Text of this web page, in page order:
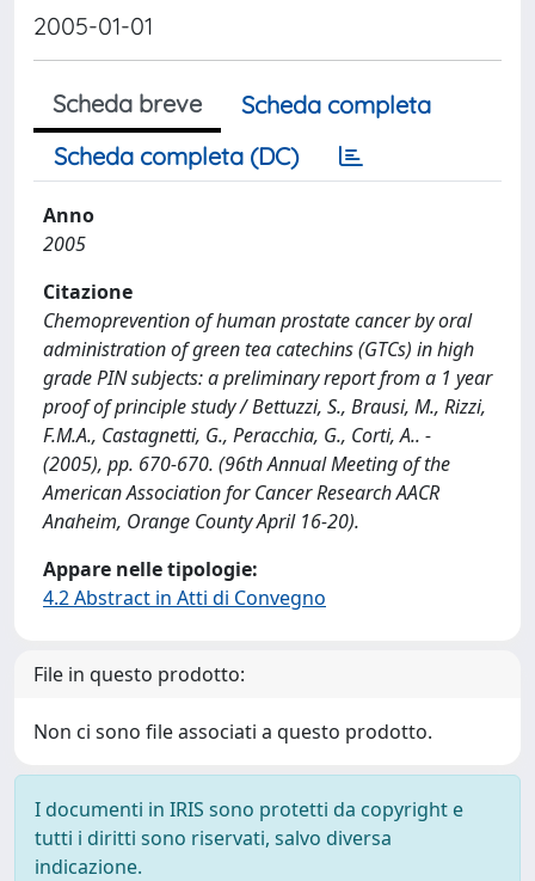
2005-01-01
Scheda breve
Scheda completa
Scheda completa (DC)
Anno
2005
Citazione
Chemoprevention of human prostate cancer by oral
administration of green tea catechins (GTCs) in high
grade PIN subjects: a preliminary report from a 1 year
proof of principle study / Bettuzzi, S., Brausi, M., Rizzi,
F.M.A., Castagnetti, G., Peracchia, G., Corti, A.. -
(2005), pp. 670-670. (96th Annual Meeting of the
American Association for Cancer Research AACR
Anaheim, Orange County April 16-20).
Appare nelle tipologie:
4.2 Abstract in Atti di Convegno
File in questo prodotto:
Non ci sono file associati a questo prodotto.
I documenti in IRIS sono protetti da copyright e
tutti i diritti sono riservati, salvo diversa
indicazione.